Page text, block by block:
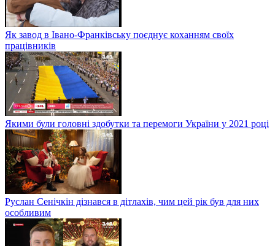
Як завод в Івано-Франківську поєднує коханням своїх
працівників
Якими були головні здобутки та перемоги України у 2021 році
Руслан Сенічкін дізнався в дітлахів, чим цей рік був для них
особливим